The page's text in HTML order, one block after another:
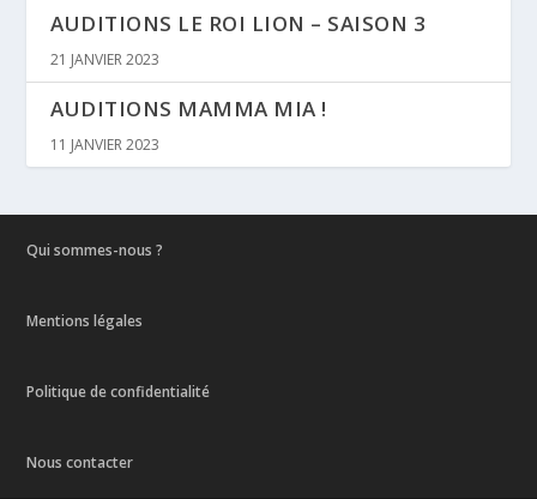
AUDITIONS LE ROI LION – SAISON 3
21 JANVIER 2023
AUDITIONS MAMMA MIA !
11 JANVIER 2023
Qui sommes-nous ?
Mentions légales
Politique de confidentialité
Nous contacter